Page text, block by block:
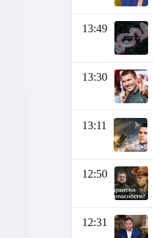
13:49
13:30
13:11
12:50
12:31